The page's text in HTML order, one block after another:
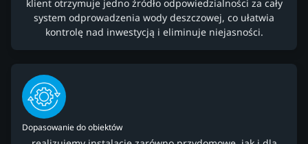
klient otrzymuje jedno źródło odpowiedzialności za cały
system odprowadzenia wody deszczowej, co ułatwia
kontrolę nad inwestycją i eliminuje niejasności.
Dopasowanie do obiektów